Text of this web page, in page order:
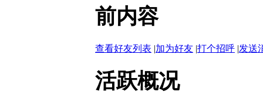
前内容
查看好友列表 |加为好友 |打个招呼 |发送
活跃概况